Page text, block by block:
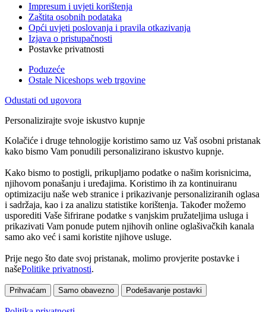
Impresum i uvjeti korištenja
Zaštita osobnih podataka
Opći uvjeti poslovanja i pravila otkazivanja
Izjava o pristupačnosti
Postavke privatnosti
Poduzeće
Ostale Niceshops web trgovine
Odustati od ugovora
Personalizirajte svoje iskustvo kupnje
Kolačiće i druge tehnologije koristimo samo uz Vaš osobni pristanak
kako bismo Vam ponudili personalizirano iskustvo kupnje.
Kako bismo to postigli, prikupljamo podatke o našim korisnicima,
njihovom ponašanju i uređajima. Koristimo ih za kontinuiranu
optimizaciju naše web stranice i prikazivanje personaliziranih oglasa
i sadržaja, kao i za analizu statistike korištenja. Također možemo
usporediti Vaše šifrirane podatke s vanjskim pružateljima usluga i
prikazivati Vam ponude putem njihovih online oglašivačkih kanala
samo ako već i sami koristite njihove usluge.
Prije nego što date svoj pristanak, molimo provjerite postavke i
našePolitike privatnosti.
Prihvaćam Samo obavezno Podešavanje postavki